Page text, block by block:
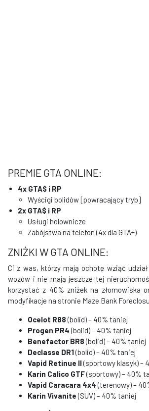
PREMIE GTA ONLINE:
4x GTA$ i RP
Wyścigi bolidów [powracający tryb]
2x GTA$ i RP
Usługi holownicze
Zabójstwa na telefon (4x dla GTA+)
ZNIŻKI W GTA ONLINE:
Ci z was, którzy mają ochotę wziąć
wozów i nie mają jeszcze tej
korzystać z 40% zniżek na złomowiska
modyfikacje na stronie Maze Bank
Ocelot R88(bolid) – 40% taniej
Progen PR4(bolid) – 40% taniej
Benefactor BR8(bolid) – 40% taniej
Declasse DR1(bolid) – 40% taniej
Vapid Retinue II(sportowy klasyk) –
Karin Calico GTF(sportowy) – 40%
Vapid Caracara 4x4(terenowy) –
Karin Vivanite(SUV) – 40% taniej